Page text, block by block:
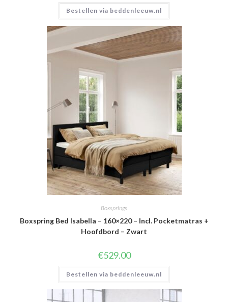
Bestellen via beddenleeuw.nl
Boxsprings
Boxspring Bed Isabella – 160×220 – Incl. Pocketmatras +
Hoofdbord – Zwart
€529.00
Bestellen via beddenleeuw.nl